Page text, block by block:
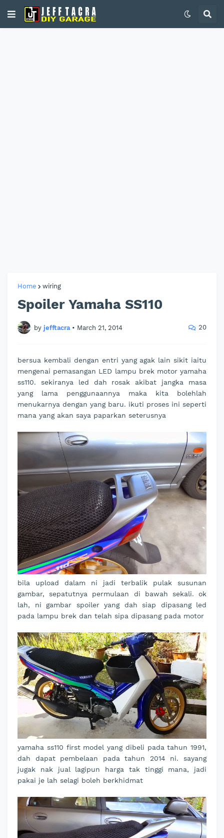
Home wiring
Spoiler Yamaha SS110
by jefftacra • March 21, 2014 20
bersua kembali dengan entri yang agak lain sikit iaitu
mengenai pemasangan LED lampu brek motor yamaha
ss110. sekiranya led dah rosak akibat jangka masa
yang lama penggunaannya maka kita bolehlah
menukarnya dengan yang baru. ikuti proses ini seperti
mana yang akan saya paparkan seterusnya
bila upload dalam ni jadi terbalik pulak susunan
gambar, sepatutnya permulaan di bawah sekali. ok
lah, ni gambar spoiler yang dah siap dipasang led
pada lampu brek dan telah sipa dipasang pada motor
yamaha ss110 first model yang dibeli pada tahun 1991,
dah dapat pembelaan pada tahun 2014 ni. sayang
jugak nak jual lagipun harga tak tinggi mana, jadi
pakai je lah selagi boleh berkhidmat